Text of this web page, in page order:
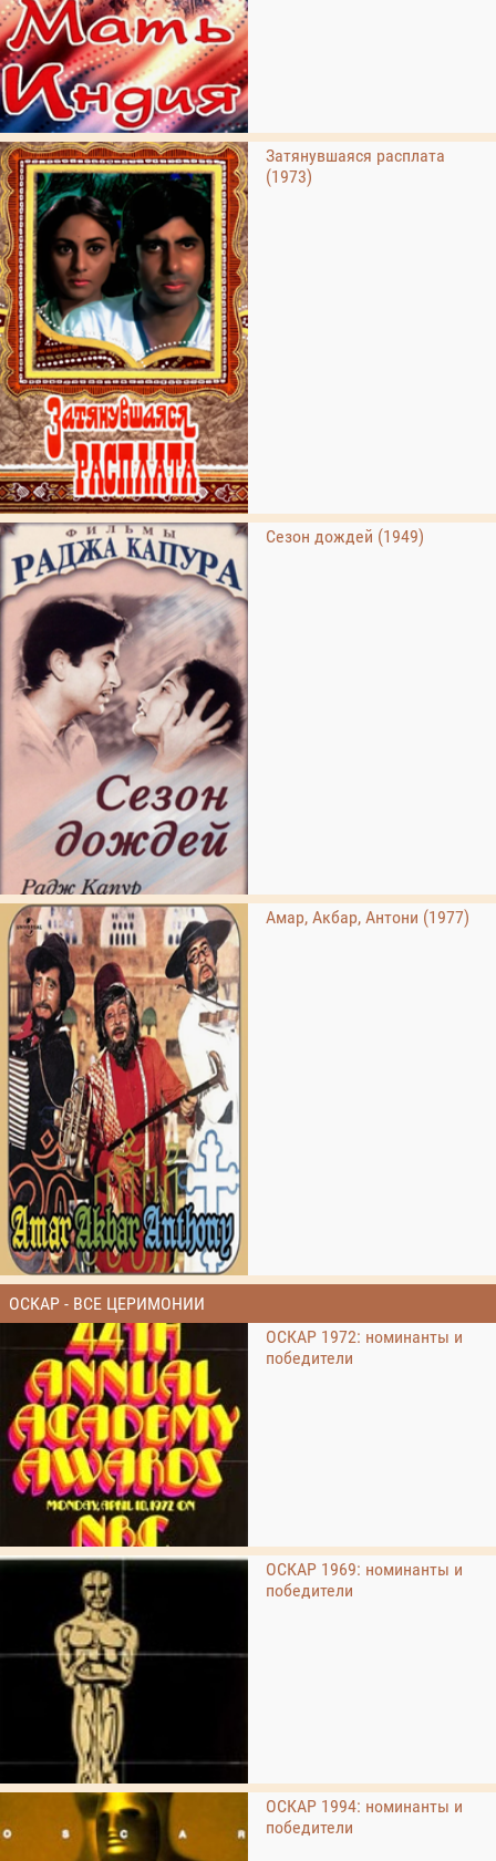
Затянувшаяся расплата
(1973)
Сезон дождей (1949)
Амар, Акбар, Антони (1977)
ОСКАР - ВСЕ ЦЕРИМОНИИ
ОСКАР 1972: номинанты и
победители
ОСКАР 1969: номинанты и
победители
ОСКАР 1994: номинанты и
победители